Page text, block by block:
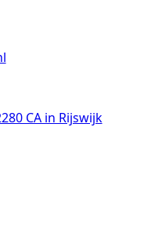
CA in Rijswijk